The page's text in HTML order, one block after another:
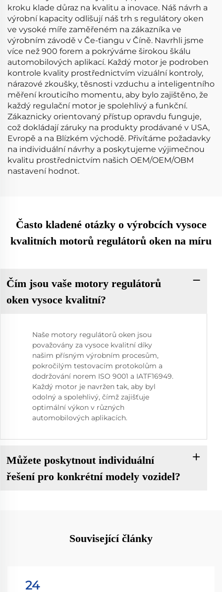
kroku klade důraz na kvalitu a inovace. Náš návrh a
výrobní kapacity odlišují náš trh s regulátory oken
ve vysoké míře zaměřeném na zákazníka ve
výrobním závodě v Če-ťiangu v Číně. Navrhli jsme
více než 900 forem a pokrýváme širokou škálu
automobilových aplikací. Každý motor je podroben
kontrole kvality prostřednictvím vizuální kontroly,
nárazové zkoušky, těsnosti vzduchu a inteligentního
měření krouticího momentu, aby bylo zajištěno, že
každý regulační motor je spolehlivý a funkční.
Zákaznicky orientovaný přístup opravdu funguje,
což dokládají záruky na produkty prodávané v USA,
Evropě a na Blízkém východě. Přivítáme požadavky
na individuální návrhy a poskytujeme výjimečnou
kvalitu prostřednictvím našich OEM/OEM/OBM
nastavení hodnot.
Často kladené otázky o výrobcích vysoce
kvalitních motorů regulátorů oken na míru
Čím jsou vaše motory regulátorů
oken vysoce kvalitní?
Naše motory regulátorů oken jsou
považovány za vysoce kvalitní díky
našim přísným výrobním procesům,
pokročilým testovacím protokolům a
dodržování norem ISO 9001 a IATF16949.
Každý motor je navržen tak, aby byl
odolný a spolehlivý, čímž zajišťuje
optimální výkon v různých
automobilových aplikacích.
Můžete poskytnout individuální
řešení pro konkrétní modely vozidel?
Související články
24